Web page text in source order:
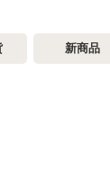
新商品